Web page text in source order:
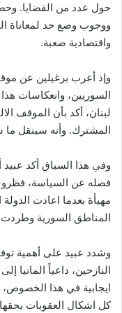
حول عدد من القضايا.
ووجوب وضع حد لمعاناة
واقتصادية صعبة.
وإذ أعرب برغيلين عن
السوريين، وانعكاسات
لبنان، أكد بأن الموقف
المشترك. وأنه سينقل ما
وفي هذا السياق أكد عبيد
فصله عن السياسة،
مهيأة بعدما اعادت
المناطق السورية وطردت
وشدد عبيد على أهمية
النازحين، داعياً المانيا
ايجابية في هذا
كل اشكال العقوبات